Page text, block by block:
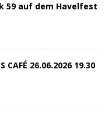
59 auf dem Havelfest
CAFÉ 26.06.2026 19.30